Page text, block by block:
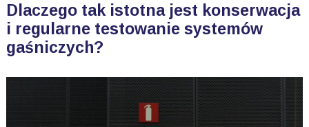
Dlaczego tak istotna jest konserwacja
i regularne testowanie systemów
gaśniczych?